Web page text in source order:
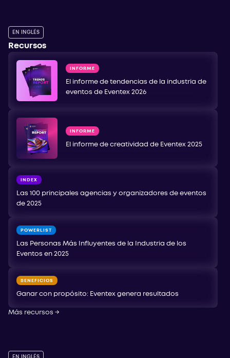
EN INGLÉS
Recursos
INFORME
El informe de tendencias de la industria de
eventos de Eventex 2026
INFORME
El informe de creatividad de Eventex 2025
INDEX
Las 100 principales agencias y organizadores de eventos
de 2025
POWERLIST
Las Personas Más Influyentes de la Industria de los
Eventos en 2025
BENEFICIOS
Ganar con propósito: Eventex genera resultados
Más recursos →
EN INGLÉS